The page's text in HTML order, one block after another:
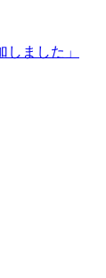
ました」